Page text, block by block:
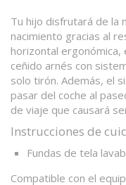
Tu hijo disfrutará de la
nacimiento gracias al
horizontal
ceñido arnés con
solo tirón. Además, el
pasar del coche al
de viaje que causará
Instrucciones de
Fundas de tela
Compatible con el